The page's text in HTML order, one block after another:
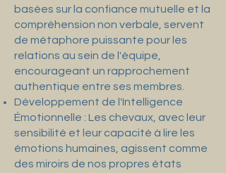
basées sur la confiance mutuelle et la
compréhension non verbale, servent
de métaphore puissante pour les
relations au sein de l'équipe,
encourageant un rapprochement
authentique entre ses membres.
Développement de l'Intelligence
Émotionnelle : Les chevaux, avec leur
sensibilité et leur capacité à lire les
émotions humaines, agissent comme
des miroirs de nos propres états